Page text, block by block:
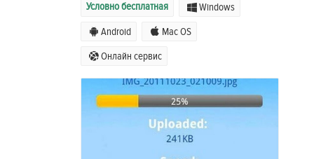
Условно бесплатная Windows
Android Mac OS
Онлайн сервис